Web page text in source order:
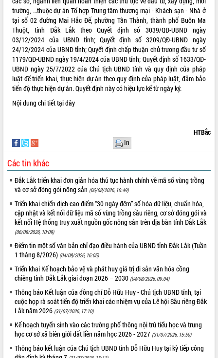
Tiến
Gặp mặt các cơ quan báo chí nhân Kỷ
niệm 101 năm Ngày Báo chí Cách
mạng Việt Nam
Đắk Lắk sơ kết 4 năm triển khai thực
hiện Đề án 06 của Chính phủ
Họp báo thông tin về Hội nghị Công bố
Quy hoạch và Xúc tiến đầu tư tỉnh Đắk
Lắk
Khơi thông điểm nghẽn, đẩy nhanh
giải ngân vốn khắc phục thiên tai
Hội thảo góp ý hồ sơ điều chỉnh quy
hoạch tỉnh Đắk Lắk thời kỳ 2021-2030,
tầm nhìn đến năm 2050
Nâng cao hiệu quả hoạt động của các
doanh nghiệp nhà nước
truyền số liệu chuyên dùng phục vụ cơ
quan Đảng, Nhà nước
Lễ phát động chuỗi hoạt động chung
tay làm sạch môi trường
Xã Ea Kar bước chuyển mình trong
công tác cải cách hành chính mô hình
mới
UBND tỉnh họp báo định kỳ tháng 4
năm 2026
Hội thảo khoa học “Giải pháp thúc đẩy
phát triển nền kinh tế xanh tại tỉnh
Đắk Lắk”
Tăng cường giám sát, đôn đốc thực
hiện nhiệm vụ quản lý tài sản công
hàng tuần
trường, …thuộc dự án Tổ hợp Trung tâm thương mại - Khách sạn - Nhà ở
tại số 02 đường Mai Hắc Đế, phường Tân Thành, thành phố Buôn Ma
Thuột, tỉnh Đắk Lắk theo Quyết định số 3039/QĐ-UBND ngày
03/12/2024 của UBND tỉnh; Quyết định số 3209/QĐ-UBND ngày
24/12/2024 của UBND tỉnh; Quyết định chấp thuận chủ trương đầu tư số
1179/QĐ-UBND ngày 19/4/2024 của UBND tỉnh; Quyết định số 1633/QĐ-
UBND ngày 25/7/2022 của Chủ tịch UBND tỉnh và quy định của pháp
luật để triển khai, thực hiện dự án theo quy định của pháp luật, đảm bảo
tiến độ thực hiện dự án. Quyết định này có hiệu lực kể từ ngày ký.
Nội dung chi tiếttại đây
HTBắc
In
Các tin khác
Đắk Lắk triển khai đơn giản hóa thủ tục hành chính về mã số vùng trồng
và cơ sở đóng gói nông sản (06/08/2026, 10:49)
Triển khai chiến dịch cao điểm “30 ngày đêm” số hóa dữ liệu, chuẩn hóa,
cập nhật và kết nối dữ liệu mã số vùng trồng sầu riêng, cơ sở đóng gói và
kết nối Hệ thống truy xuất nguồn gốc nông sản trên địa bàn tỉnh Đắk Lắk
(06/08/2026, 10:09)
Điểm tin một số văn bản chỉ đạo điều hành của UBND tỉnh Đắk Lắk (Tuần
1 tháng 8/2026) (04/08/2026, 16:05)
Triển khai Kế hoạch bảo vệ và phát huy giá trị di sản văn hóa cồng
chiêng tỉnh Đắk Lắk giai đoạn 2026 – 2030 (04/08/2026, 09:04)
Thông báo Kết luận của đồng chí Đỗ Hữu Huy - Chủ tịch UBND tỉnh, tại
cuộc họp rà soát tiến độ triển khai các nhiệm vụ của Lễ hội Sầu riêng Đắk
Lắk năm 2026 (31/07/2026, 17:10)
Kế hoạch tuyển sinh vào các trường phổ thông nội trú tiểu học và trung
học cơ sở xã biên giới đất liền năm học 2026 - 2027 (31/07/2026, 15:50)
Thông báo kết luận của Chủ tịch UBND tỉnh Đỗ Hữu Huy tại kỳ tiếp công